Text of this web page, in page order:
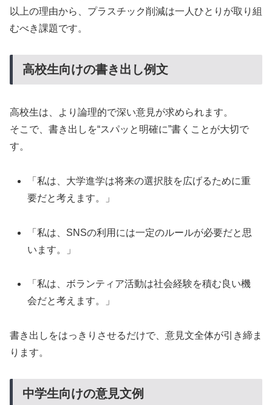
以上の理由から、プラスチック削減は一人ひとりが取り組
むべき課題です。
高校生向けの書き出し例文
高校生は、より論理的で深い意見が求められます。
そこで、書き出しを“スパッと明確に”書くことが大切で
す。
「私は、大学進学は将来の選択肢を広げるために重
要だと考えます。」
「私は、SNSの利用には一定のルールが必要だと思
います。」
「私は、ボランティア活動は社会経験を積む良い機
会だと考えます。」
書き出しをはっきりさせるだけで、意見文全体が引き締ま
ります。
中学生向けの意見文例